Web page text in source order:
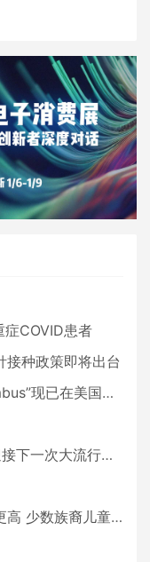
症COVID患者
接种政策即将出台
美国占据主导地位
次大流行了吗？
族裔儿童存在差异